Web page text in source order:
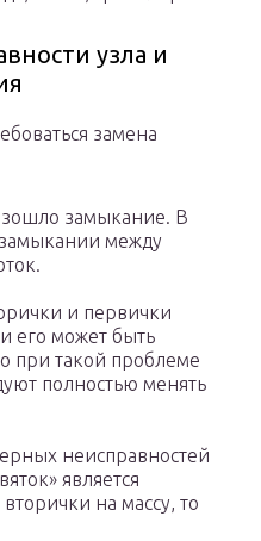
узла и
замена
замыкание. В
замыкании между
и первички
его может быть
при такой проблеме
полностью менять
неисправностей
является
на массу, то